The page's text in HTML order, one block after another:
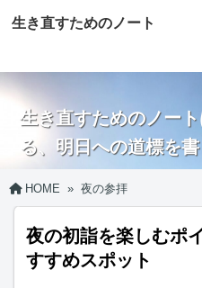
生き直すためのノート
生き直すためのノー
る、明日への道標を書
HOME » 夜の参拝
夜の初詣を楽しむポ
すすめスポット